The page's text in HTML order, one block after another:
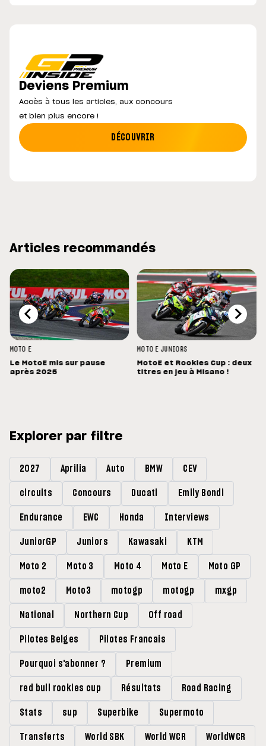
Deviens Premium
Accès à tous les articles, aux concours
et bien plus encore !
DÉCOUVRIR
Articles recommandés
MOTO E
Le MotoE mis sur pause
après 2025
MOTO E JUNIORS
MotoE et Rookies Cup : deux
titres en jeu à Misano !
Explorer par filtre
2027 Aprilia Auto BMW CEV
circuits Concours Ducati Emily Bondi
Endurance EWC Honda Interviews
JuniorGP Juniors Kawasaki KTM
Moto 2 Moto 3 Moto 4 Moto E Moto GP
moto2 Moto3 motogp motogp mxgp
National Northern Cup Off road
Pilotes Belges Pilotes Francais
Pourquoi s'abonner ? Premium
red bull rookies cup Résultats Road Racing
Stats sup Superbike Supermoto
Transferts World SBK World WCR WorldWCR